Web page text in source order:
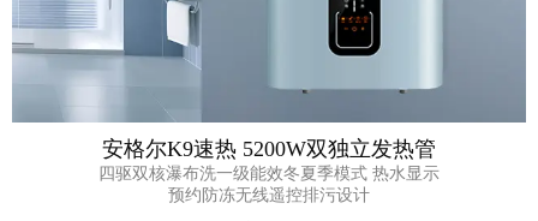
安格尔K9速热 5200W双独立发热管
四驱双核瀑布洗一级能效冬夏季模式 热水显示
预约防冻无线遥控排污设计